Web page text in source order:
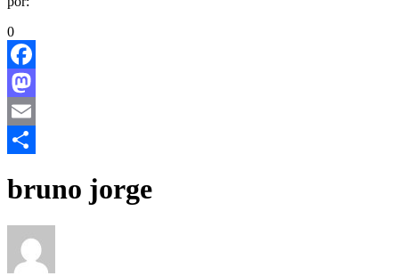
0
Facebook
Mastodon
Email
bruno jorge